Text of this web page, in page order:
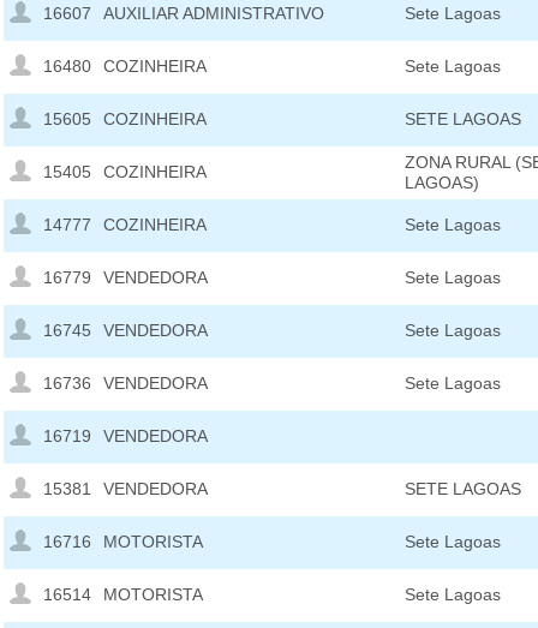
16607 AUXILIAR ADMINISTRATIVO Sete Lagoas
16480 COZINHEIRA Sete Lagoas
15605 COZINHEIRA SETE LAGOAS
15405 COZINHEIRA
ZONA RURAL
LAGOAS)
14777 COZINHEIRA Sete Lagoas
16779 VENDEDORA Sete Lagoas
16745 VENDEDORA Sete Lagoas
16736 VENDEDORA Sete Lagoas
16719 VENDEDORA
15381 VENDEDORA SETE LAGOAS
16716 MOTORISTA Sete Lagoas
16514 MOTORISTA Sete Lagoas